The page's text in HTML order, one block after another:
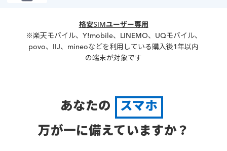
格安SIMユーザー専用
※楽天モバイル、Y!mobile、LINEMO、UQモバイル、
povo、IIJ、mineoなどを利用している購入後1年以内
の端末が対象です
あなたの
スマホ
万が一に備えていますか？